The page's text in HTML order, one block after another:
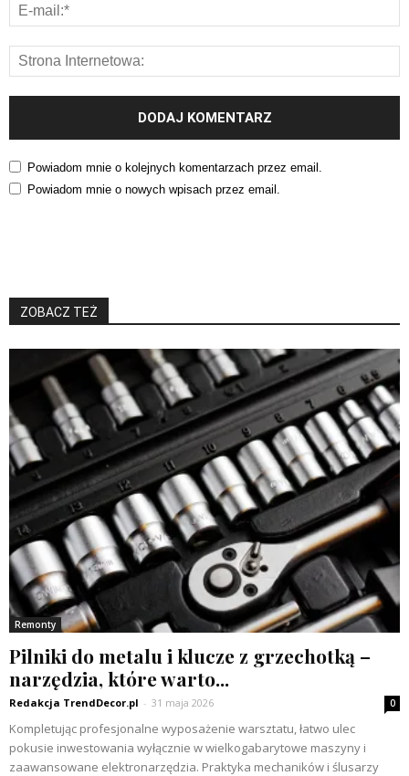
Powiadom mnie o kolejnych komentarzach przez email.
Powiadom mnie o nowych wpisach przez email.
ZOBACZ TEŻ
Remonty
Pilniki do metalu i klucze z grzechotką –
narzędzia, które warto...
Redakcja TrendDecor.pl - 31 maja 2026 0
Kompletując profesjonalne wyposażenie warsztatu, łatwo ulec
pokusie inwestowania wyłącznie w wielkogabarytowe maszyny i
zaawansowane elektronarzędzia. Praktyka mechaników i ślusarzy